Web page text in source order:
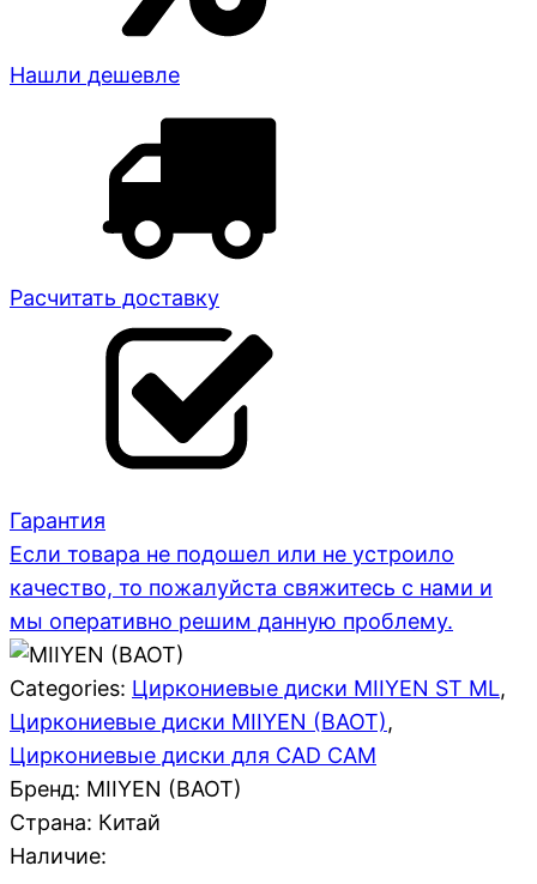
Нашли дешевле
Расчитать доставку
Гарантия
Если товара не подошел или не устроило
качество, то пожалуйста свяжитесь с нами и
мы оперативно решим данную проблему.
Categories: Циркониевые диски MIIYEN ST ML,
Циркониевые диски MIIYEN (BAOT),
Циркониевые диски для CAD CAM
Бренд: MIIYEN (BAOT)
Страна: Китай
Наличие: